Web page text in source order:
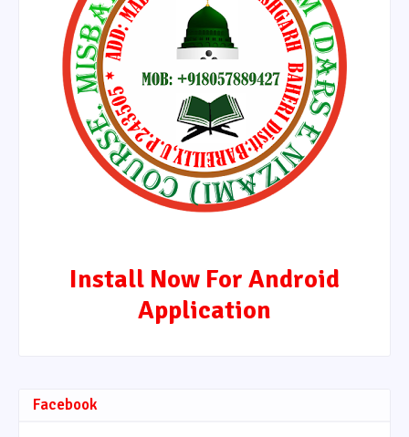
Install Now For Android
Application
Facebook